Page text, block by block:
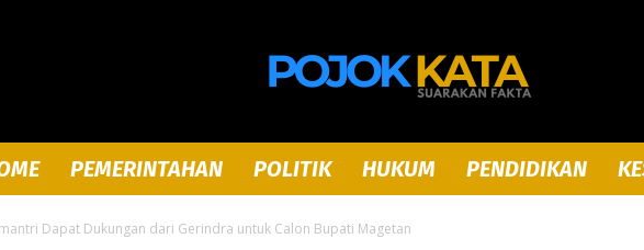
Pojok
PEMERINTAHAN POLITIK HUKUM PENDIDIKAN
Dapat Dukungan dari Gerindra untuk Calon Bupati Magetan